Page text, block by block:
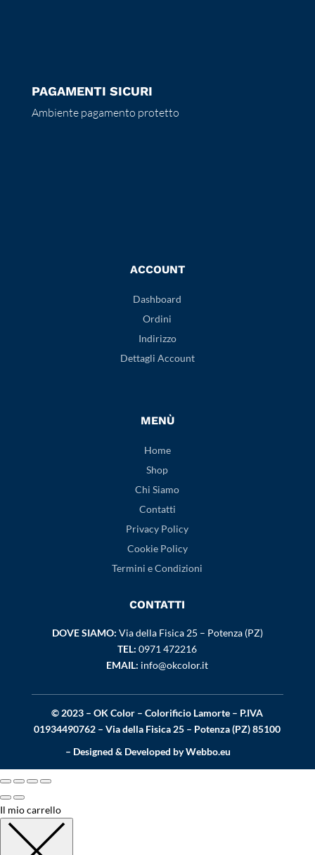
PAGAMENTI SICURI
Ambiente pagamento protetto
ACCOUNT
Dashboard
Ordini
Indirizzo
Dettagli Account
MENÙ
Home
Shop
Chi Siamo
Contatti
Privacy Policy
Cookie Policy
Termini e Condizioni
CONTATTI
DOVE SIAMO: Via della Fisica 25 – Potenza (PZ)
TEL: 0971 472216
EMAIL: info@okcolor.it
© 2023 – OK Color – Colorificio Lamorte – P.IVA
01934490762 – Via della Fisica 25 – Potenza (PZ) 85100
– Designed & Developed byWebbo.eu
Il mio carrello